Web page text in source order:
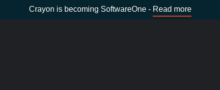
Crayon is becoming SoftwareOne - Read more